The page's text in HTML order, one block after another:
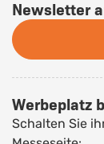
Newsletter
Werbeplatz
Schalten Sie